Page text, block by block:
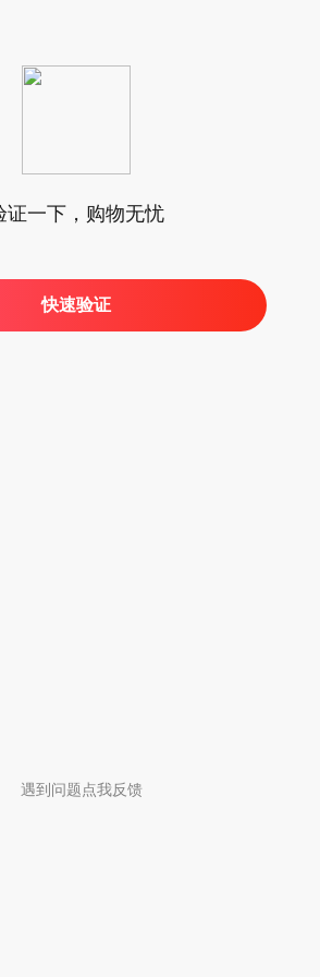
证一下，购物无忧
快速验证
遇到问题点我反馈